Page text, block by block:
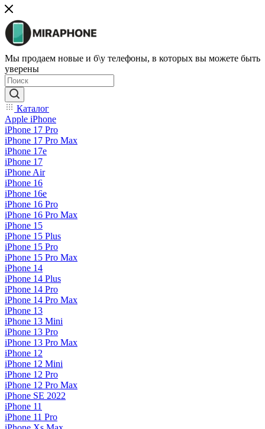
Мы продаем новые и б\у телефоны, в которых вы можете быть
уверены
Каталог
Apple iPhone
iPhone 17 Pro
iPhone 17 Pro Max
iPhone 17e
iPhone 17
iPhone Air
iPhone 16
iPhone 16e
iPhone 16 Pro
iPhone 16 Pro Max
iPhone 15
iPhone 15 Plus
iPhone 15 Pro
iPhone 15 Pro Max
iPhone 14
iPhone 14 Plus
iPhone 14 Pro
iPhone 14 Pro Max
iPhone 13
iPhone 13 Mini
iPhone 13 Pro
iPhone 13 Pro Max
iPhone 12
iPhone 12 Mini
iPhone 12 Pro
iPhone 12 Pro Max
iPhone SE 2022
iPhone 11
iPhone 11 Pro